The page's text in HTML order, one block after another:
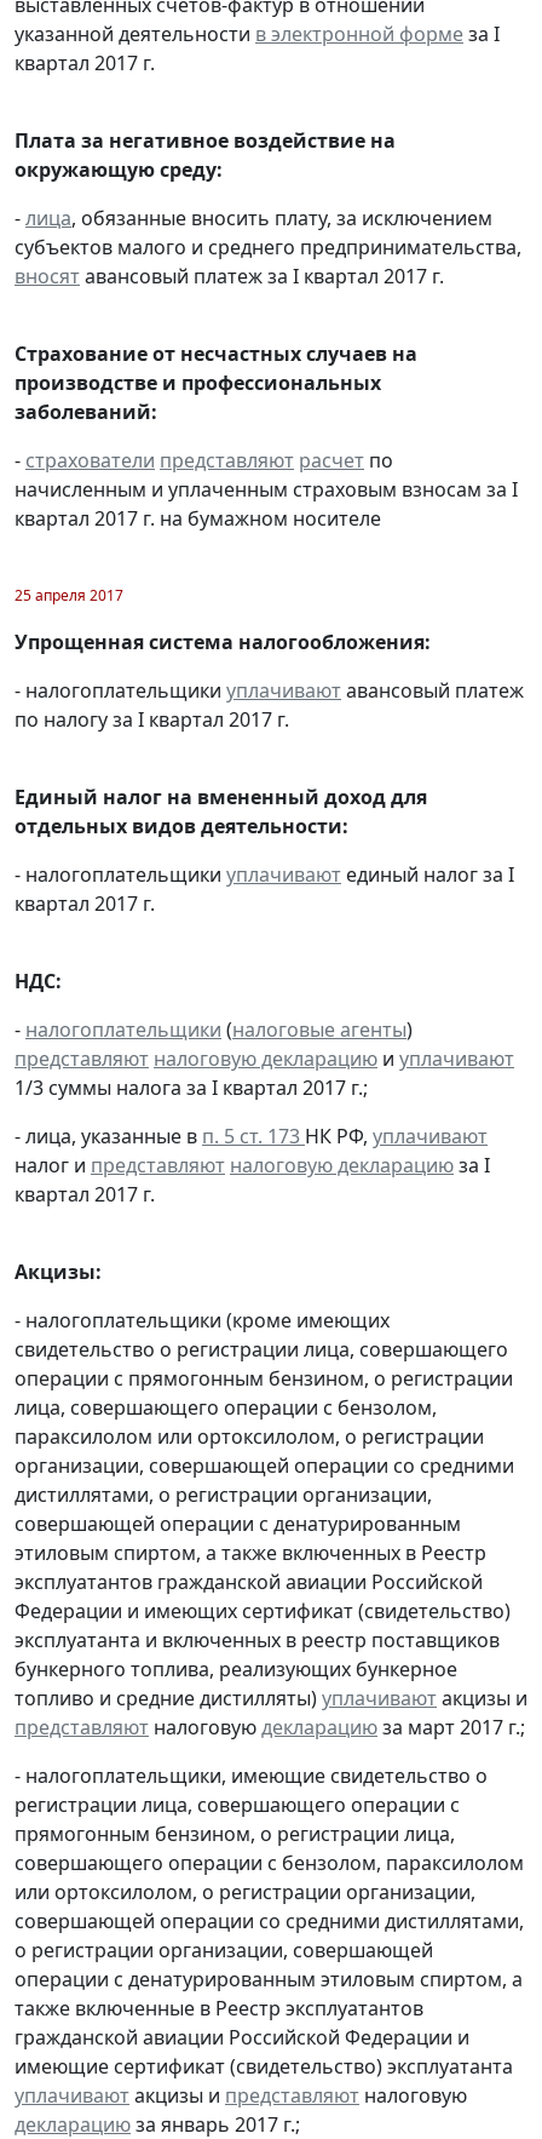
указанной деятельности в электронной формеза I
квартал 2017 г.
Плата за негативное воздействие на
окружающую среду:
-лица, обязанные вносить плату, за исключением
субъектов малого и среднего предпринимательства,
вносятавансовый платеж за I квартал 2017 г.
Страхование от несчастных случаев на
производстве и профессиональных
заболеваний:
- страхователи представляют расчет по
начисленным и уплаченным страховым взносам за I
квартал 2017 г. на бумажном носителе
25 апреля 2017
Упрощенная система налогообложения:
- налогоплательщики уплачиваютавансовый платеж
по налогу за I квартал 2017 г.
Единый налог на вмененный доход для
отдельных видов деятельности:
- налогоплательщики уплачивают единый налог за I
квартал 2017 г.
НДС:
- налогоплательщики (налоговые агенты)
представляют налоговую декларацию и уплачивают
1/3 суммы налога за I квартал 2017 г.;
- лица, указанные в п. 5 ст. 173 НК РФ, уплачивают
налог и представляют налоговую декларациюза I
квартал 2017 г.
Акцизы:
- налогоплательщики (кроме имеющих
свидетельство о регистрации лица, совершающего
операции с прямогонным бензином, о регистрации
лица, совершающего операции с бензолом,
параксилолом или ортоксилолом, о регистрации
организации, совершающей операции со средними
дистиллятами, о регистрации организации,
совершающей операции с денатурированным
этиловым спиртом, а также включенных в Реестр
эксплуатантов гражданской авиации Российской
Федерации и имеющих сертификат (свидетельство)
эксплуатанта и включенных в реестр поставщиков
бункерного топлива, реализующих бункерное
топливо и средние дистилляты)уплачиваютакцизы и
представляют налоговуюдекларациюза март 2017 г.;
- налогоплательщики, имеющие свидетельство о
регистрации лица, совершающего операции с
прямогонным бензином, о регистрации лица,
совершающего операции с бензолом, параксилолом
или ортоксилолом, о регистрации организации,
совершающей операции со средними дистиллятами,
о регистрации организации, совершающей
операции с денатурированным этиловым спиртом, а
также включенные в Реестр эксплуатантов
гражданской авиации Российской Федерации и
имеющие сертификат (свидетельство) эксплуатанта
уплачиваютакцизы и представляют налоговую
декларациюза январь 2017 г.;